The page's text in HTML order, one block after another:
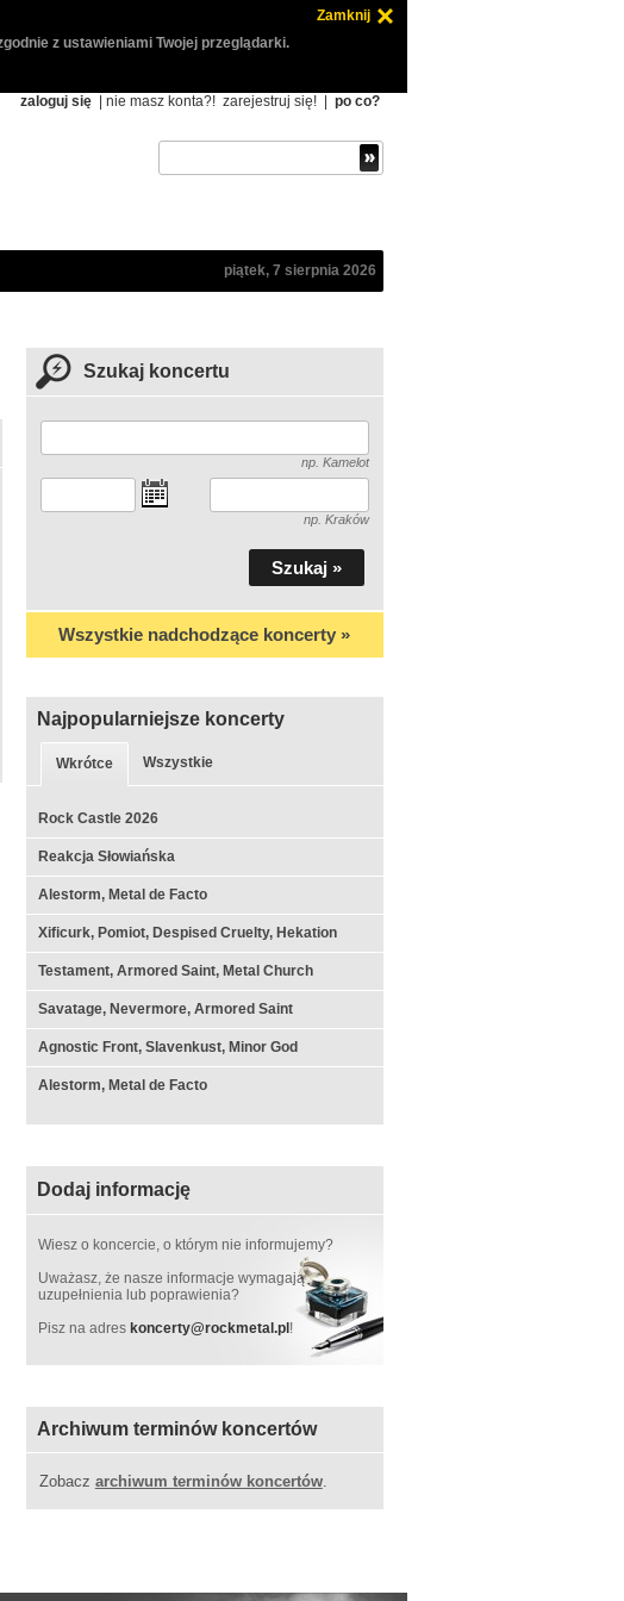
Zamknij
z ustawieniami Twojej przeglądarki.
zaloguj się | nie masz konta?! zarejestruj się! po co?
piątek, 7 sierpnia 2026
Szukaj koncertu
np. Kamelot
np. Kraków
Wszystkie nadchodzące koncerty »
Najpopularniejsze koncerty
Wkrótce Wszystkie
Rock Castle 2026
Reakcja Słowiańska
Alestorm, Metal de Facto
Xificurk, Pomiot, Despised Cruelty, Hekation
Testament, Armored Saint, Metal Church
Savatage, Nevermore, Armored Saint
Agnostic Front, Slavenkust, Minor God
Alestorm, Metal de Facto
Dodaj informację
Wiesz o koncercie, o którym nie informujemy?
Uważasz, że nasze informacje wymagają
uzupełnienia lub poprawienia?
Pisz na adres koncerty@rockmetal.pl!
Archiwum terminów koncertów
Zobacz archiwum terminów koncertów.